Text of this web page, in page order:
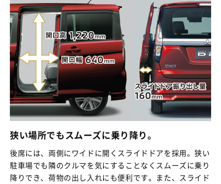
狭い場所でもスムーズに乗り降り。
後席には、両側にワイドに開くスライドドアを採用。狭い
駐車場でも隣のクルマを気にすることなくスムーズに乗り
降りでき、荷物の出し入れにも便利です。また、スライド